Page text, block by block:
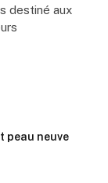
destiné aux
peau neuve